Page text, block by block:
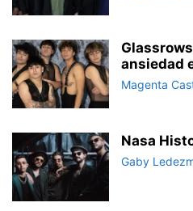
ansiedad
Magenta
Nasa
Gaby